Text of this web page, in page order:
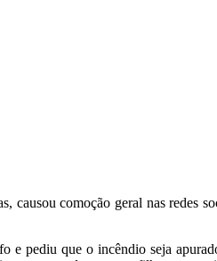
comoção geral nas redes
pediu que o incêndio seja